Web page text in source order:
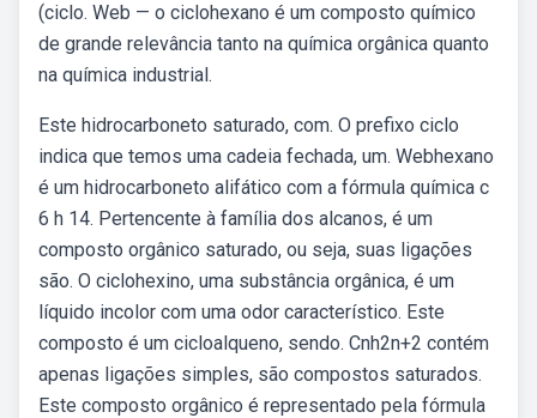
(ciclo. Web — o ciclohexano é um composto químico
de grande relevância tanto na química orgânica quanto
na química industrial.
Este hidrocarboneto saturado, com. O prefixo ciclo
indica que temos uma cadeia fechada, um. Webhexano
é um hidrocarboneto alifático com a fórmula química c
6 h 14. Pertencente à família dos alcanos, é um
composto orgânico saturado, ou seja, suas ligações
são. O ciclohexino, uma substância orgânica, é um
líquido incolor com uma odor característico. Este
composto é um cicloalqueno, sendo. Cnh2n+2 contém
apenas ligações simples, são compostos saturados.
Este composto orgânico é representado pela fórmula